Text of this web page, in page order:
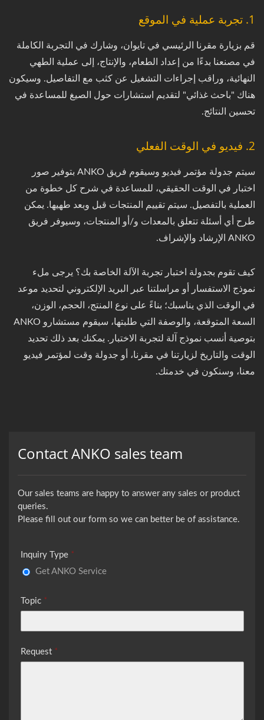
1. تجربة عملية في الموقع
قم بزيارة مقرنا الرئيسي في تايوان، وشارك في التجربة الكاملة
في مصنعنا بدءًا من إعداد الطعام، والإنتاج، إلى عملية الطهي
النهائية، وراقب إجراءات التشغيل عن كثب مع التفاصيل. وسيكون
هناك "باحث غذائي" لتقديم استشارات حول الصيغ للمساعدة في
تحسين النتائج.
2. فيديو في الوقت الفعلي
سيتم جدولة مؤتمر فيديو وسيقوم فريق ANKO بتوفير صور
اختبار في الوقت الحقيقي، للمساعدة في شرح كل خطوة من
العملية بالتفصيل. سيتم تقييم المنتجات قبل وبعد طهيها. يمكن
طرح أي أسئلة تتعلق بالمعدات و/أو المنتجات، وسيوفر فريق
ANKO الإرشاد والإشراف.
كيف تقوم بجدولة اختبار تجربة الآلة الخاصة بك؟ يرجى ملء
نموذج الاستفسار أو مراسلتنا عبر البريد الإلكتروني لتحديد موعد
في الوقت الذي يناسبك؛ بناءً على نوع المنتج، الحجم، الوزن،
السعة المتوقعة، والوصفة التي طلبتها، سيقوم مستشارو ANKO
بتوصية أنسب نموذج آلة لتجربة الاختبار. يمكنك بعد ذلك تحديد
الوقت والتاريخ لزيارتنا في مقرنا، أو جدولة وقت لمؤتمر فيديو
معنا، وسنكون في خدمتك.